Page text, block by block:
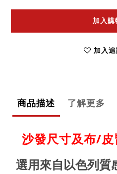
加入購
加入
商品描述 了解更多
沙發尺寸及布/
選用來自以色列質